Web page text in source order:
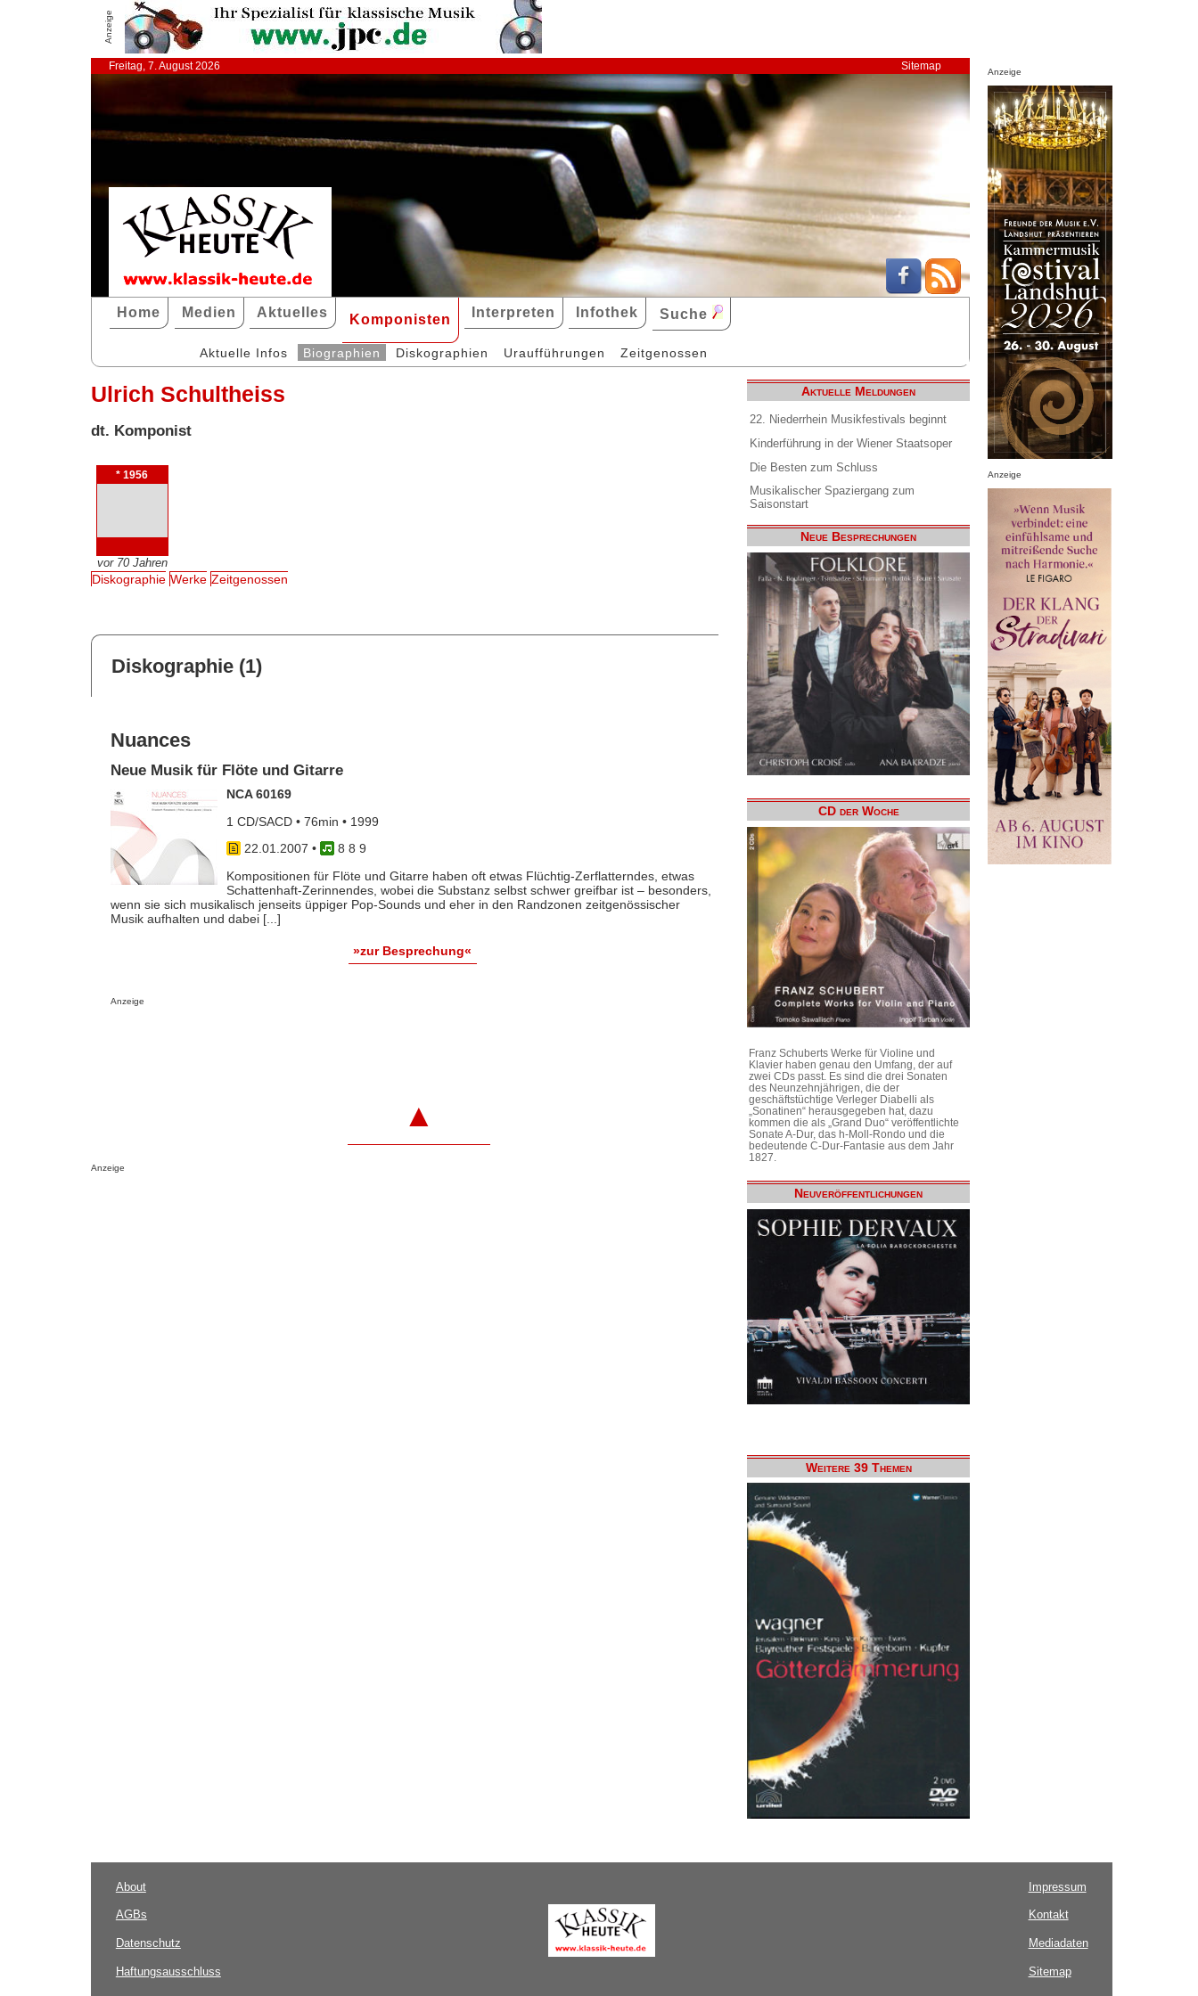
Anzeige
Freitag, 7. August 2026 Sitemap
Home Medien Aktuelles Komponisten Interpreten Infothek Suche
Aktuelle Infos Biographien Diskographien Uraufführungen Zeitgenossen
Ulrich Schultheiss
dt. Komponist
* 1956
vor 70 Jahren
Diskographie Werke Zeitgenossen
Diskographie (1)
Nuances
Neue Musik für Flöte und Gitarre
NCA 60169
1 CD/SACD • 76min • 1999
22.01.2007 •
8 8 9
Kompositionen für Flöte und Gitarre haben oft etwas Flüchtig-Zerflatterndes, etwas
Schattenhaft-Zerinnendes, wobei die Substanz selbst schwer greifbar ist – besonders,
wenn sie sich musikalisch jenseits üppiger Pop-Sounds und eher in den Randzonen zeitgenössischer
Musik aufhalten und dabei [...]
»zur Besprechung«
Anzeige
▲
Anzeige
Aktuelle Meldungen
22. Niederrhein Musikfestivals beginnt
Kinderführung in der Wiener Staatsoper
Die Besten zum Schluss
Musikalischer Spaziergang zum
Saisonstart
Neue Besprechungen
CD der Woche
Franz Schuberts Werke für Violine und
Klavier haben genau den Umfang, der auf
zwei CDs passt. Es sind die drei Sonaten
des Neunzehnjährigen, die der
geschäftstüchtige Verleger Diabelli als
„Sonatinen“ herausgegeben hat, dazu
kommen die als „Grand Duo“ veröffentlichte
Sonate A-Dur, das h-Moll-Rondo und die
bedeutende C-Dur-Fantasie aus dem Jahr
1827.
Neuveröffentlichungen
Weitere 39 Themen
Anzeige
Anzeige
About
AGBs
Datenschutz
Haftungsausschluss
Impressum
Kontakt
Mediadaten
Sitemap